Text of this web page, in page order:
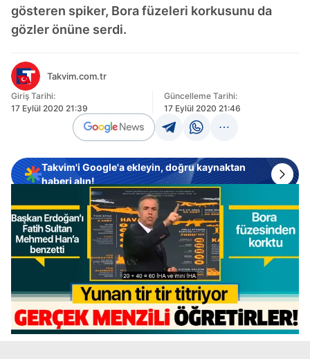
gösteren spiker, Bora füzeleri korkusunu da
gözler önüne serdi.
Takvim.com.tr
Giriş Tarihi:
17 Eylül 2020 21:39
Güncelleme Tarihi:
17 Eylül 2020 21:46
Takvim'i Google'a ekleyin, doğru kaynaktan
haberi alın!